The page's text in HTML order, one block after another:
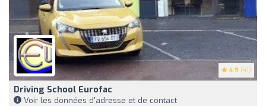
4.9 (41)
Driving School Eurofac
Voir les données d'adresse et de contact